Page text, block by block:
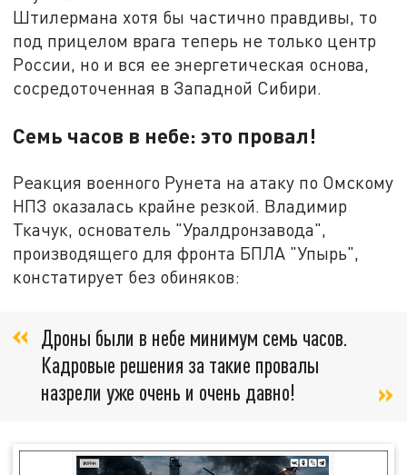
Штилермана хотя бы частично правдивы, то
под прицелом врага теперь не только центр
России, но и вся ее энергетическая основа,
сосредоточенная в Западной Сибири.
Семь часов в небе: это провал!
Реакция военного Рунета на атаку по Омскому
НПЗ оказалась крайне резкой. Владимир
Ткачук, основатель "Уралдронзавода",
производящего для фронта БПЛА "Упырь",
констатирует без обиняков:
Дроны были в небе минимум семь часов.
Кадровые решения за такие провалы
назрели уже очень и очень давно!